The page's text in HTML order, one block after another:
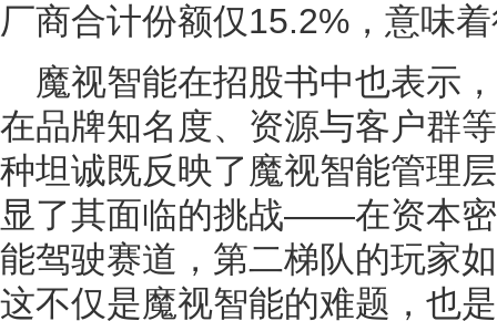
厂商合计份额仅15.2%，意味
魔视智能在招股书中也表示
在品牌知名度、资源与客户群
种坦诚既反映了魔视智能管理
显了其面临的挑战——在资本
能驾驶赛道，第二梯队的玩家
这不仅是魔视智能的难题，也